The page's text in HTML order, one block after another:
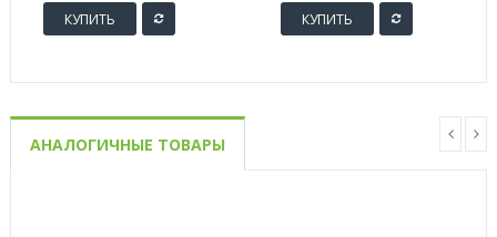
КУПИТЬ КУПИТЬ
АНАЛОГИЧНЫЕ ТОВАРЫ